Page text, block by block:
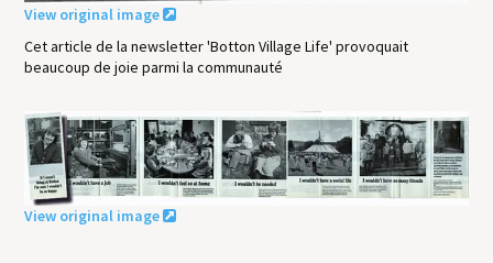
View original image
Cet article de la newsletter 'Botton Village Life' provoquait
beaucoup de joie parmi la communauté
View original image